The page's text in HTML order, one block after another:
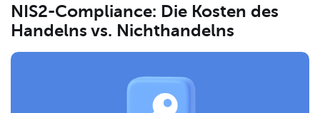
NIS2-Compliance: Die Kosten des
Handelns vs. Nichthandelns